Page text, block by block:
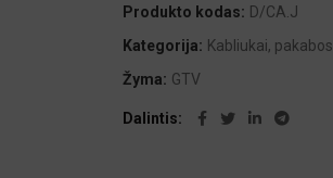
Produkto kodas: D/CA.J
Kategorija: Kabliukai, pakabos
Žyma: GTV
Dalintis